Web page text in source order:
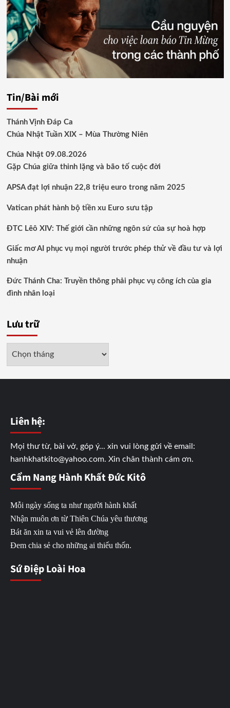
Tin/Bài mới
Thánh Vịnh Đáp Ca
Chúa Nhật Tuần XIX – Mùa Thường Niên
Chúa Nhật 09.08.2026
Gặp Chúa giữa thinh lặng và bão tố cuộc đời
APSA đạt lợi nhuận 22,8 triệu euro trong năm 2025
Vatican phát hành bộ tiền xu Euro sưu tập
ĐTC Lêô XIV: Thế giới cần những ngôn sứ của sự hoà hợp
Giấc mơ AI phục vụ mọi người trước phép thử về đầu tư và lợi
nhuận
Đức Thánh Cha: Truyền thông phải phục vụ công ích của gia
đình nhân loại
Lưu trữ
Liên hệ:
Mọi thư từ, bài vở, góp ý... xin vui lòng gửi về email:
hanhkhatkito@yahoo.com. Xin chân thành cám ơn.
Cẩm Nang Hành Khất Đức Kitô
Mỗi ngày sống ta như người hành khất
Nhận muôn ơn từ Thiên Chúa yêu thương
Bát ăn xin ta vui vẻ lên đường
Đem chia sẻ cho những ai thiếu thốn.
Sứ Điệp Loài Hoa